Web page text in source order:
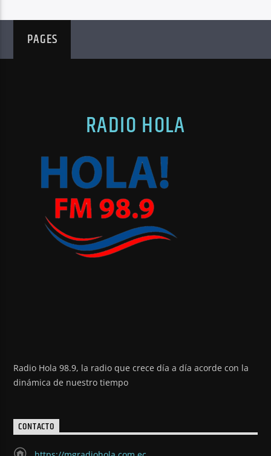
PAGES
RADIO HOLA
Radio Hola 98.9, la radio que crece día a día acorde con la
dinámica de nuestro tiempo
CONTACTO